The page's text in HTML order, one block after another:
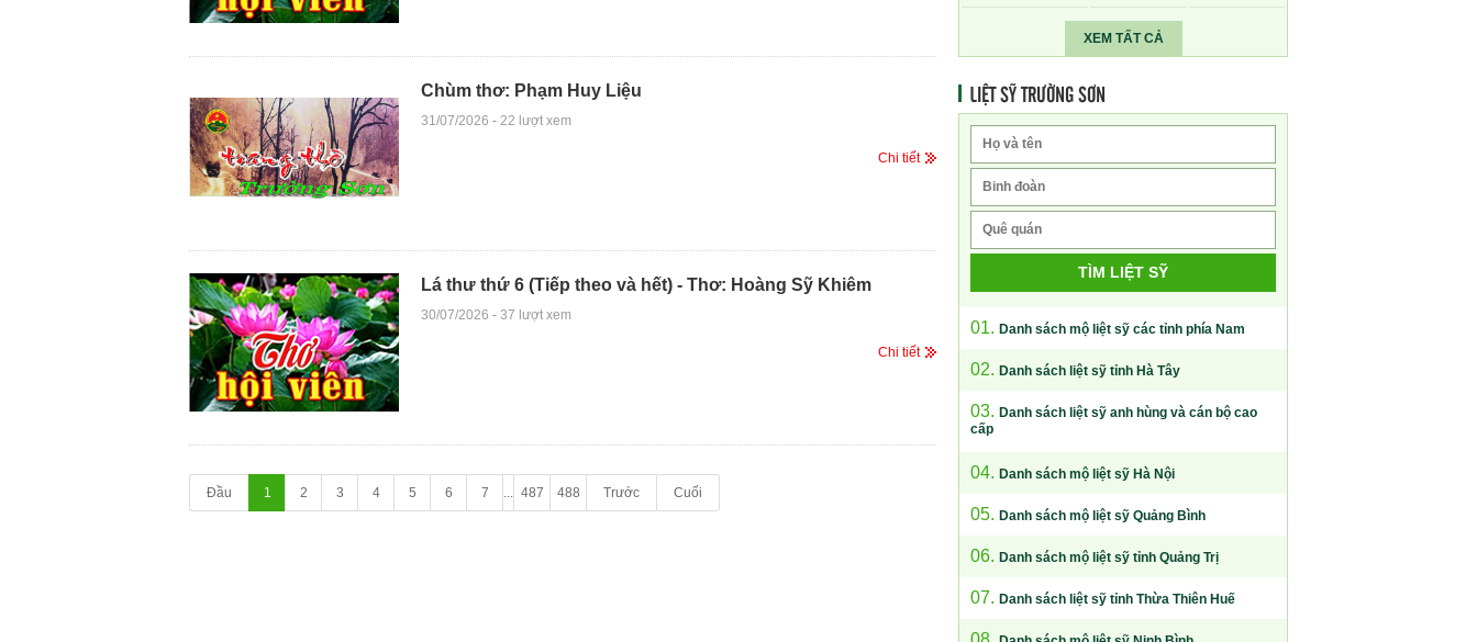
Chùm thơ: Phạm Huy Liệu
31/07/2026 - 22 lượt xem
Chi tiết
Lá thư thứ 6 (Tiếp theo và hết) - Thơ: Hoàng Sỹ Khiêm
30/07/2026 - 37 lượt xem
Chi tiết
Đầu 1 2 3 4 5 6 7 ... 487 488 Trước Cuối
XEM TẤT CẢ
LIỆT SỸ TRƯỜNG SƠN
TÌM LIỆT SỸ
01. Danh sách mộ liệt sỹ các tỉnh phía Nam
02. Danh sách liệt sỹ tỉnh Hà Tây
03. Danh sách liệt sỹ anh hùng và cán bộ cao
cấp
04. Danh sách mộ liệt sỹ Hà Nội
05. Danh sách mộ liệt sỹ Quảng Bình
06. Danh sách mộ liệt sỹ tỉnh Quảng Trị
07. Danh sách liệt sỹ tỉnh Thừa Thiên Huế